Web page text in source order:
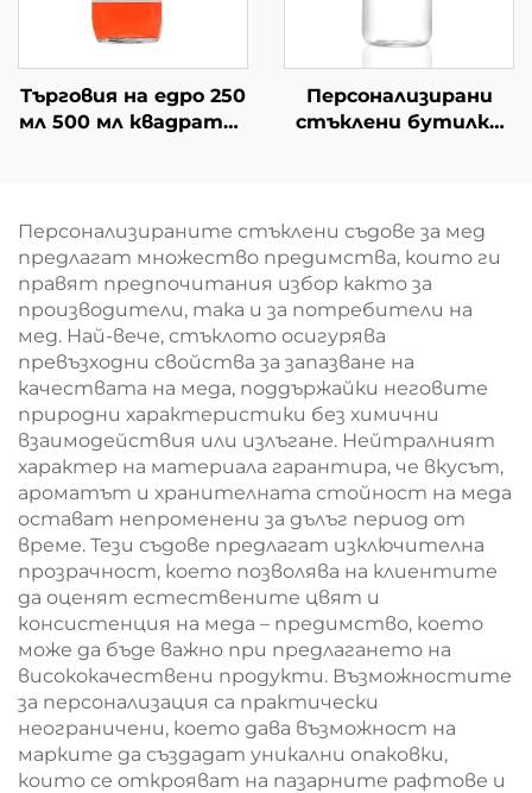
Търговия на едро 250
мл 500 мл квадратна
Персонализирани
стъклени бутилки
Персонализираните стъклени съдове за мед
предлагат множество предимства, които ги
правят предпочитания избор както за
производители, така и за потребители на
мед. Най-вече, стъклото осигурява
превъзходни свойства за запазване на
качествата на меда, поддържайки неговите
природни характеристики без химични
взаимодействия или излъгане. Нейтралният
характер на материала гарантира, че вкусът,
ароматът и хранителната стойност на меда
остават непроменени за дълъг период от
време. Тези съдове предлагат изключителна
прозрачност, което позволява на клиентите
да оценят естествените цвят и
консистенция на меда – предимство, което
може да бъде важно при предлагането на
висококачествени продукти. Възможностите
за персонализация са практически
неограничени, което дава възможност на
марките да създадат уникални опаковки,
които се открояват на пазарните рафтове и